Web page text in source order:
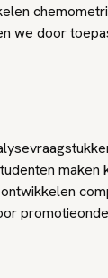
we door
maken